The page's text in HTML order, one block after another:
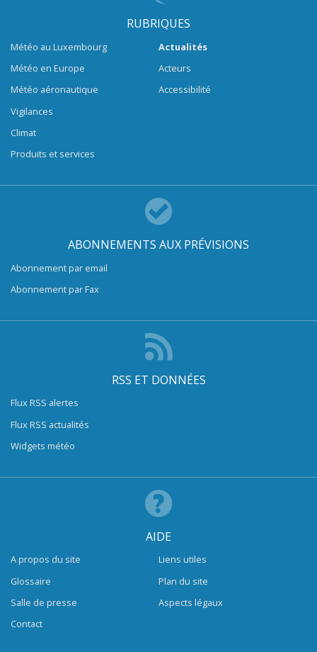
RUBRIQUES
Météo au Luxembourg
Météo en Europe
Météo aéronautique
Vigilances
Climat
Produits et services
Actualités
Acteurs
Accessibilité
ABONNEMENTS AUX PRÉVISIONS
Abonnement par email
Abonnement par Fax
RSS ET DONNÉES
Flux RSS alertes
Flux RSS actualités
Widgets météo
AIDE
A propos du site
Glossaire
Salle de presse
Contact
Liens utiles
Plan du site
Aspects légaux